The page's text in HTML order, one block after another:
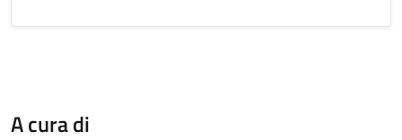
A cura di